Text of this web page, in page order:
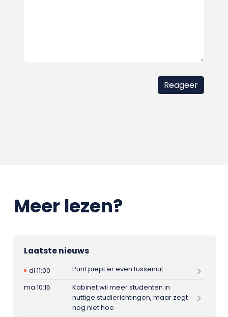
Meer lezen?
Laatste nieuws
di 11:00
Punt piept er even tussenuit
ma 10:15
Kabinet wil meer studenten in
nuttige studierichtingen, maar zegt
nog niet hoe